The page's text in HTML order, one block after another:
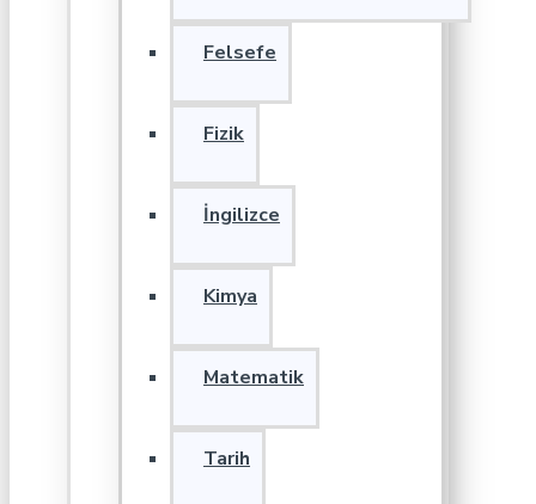
Felsefe
Fizik
İngilizce
Kimya
Matematik
Tarih